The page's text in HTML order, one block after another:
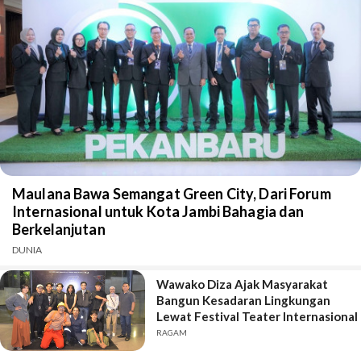
Maulana Bawa Semangat Green City, Dari Forum
Internasional untuk Kota Jambi Bahagia dan
Berkelanjutan
DUNIA
Wawako Diza Ajak Masyarakat
Bangun Kesadaran Lingkungan
Lewat Festival Teater Internasional
RAGAM